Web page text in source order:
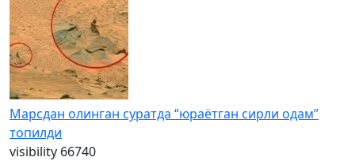
Марсдан олинган суратда “юраётган сирли одам”
топилди
visibility 66740